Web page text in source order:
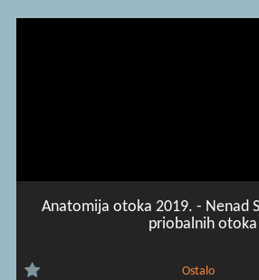
Anatomija otoka 2019. - Nenad
priobalnih otoka
Ostalo